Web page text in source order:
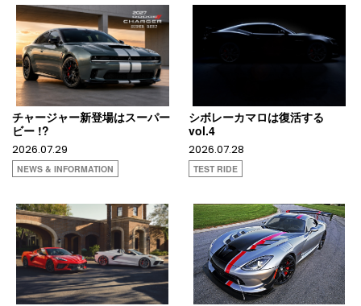
チャージャー新登場はスーパー
ビー !?
2026.07.29
NEWS & INFORMATION
シボレーカマロは復活する
vol.4
2026.07.28
TEST RIDE